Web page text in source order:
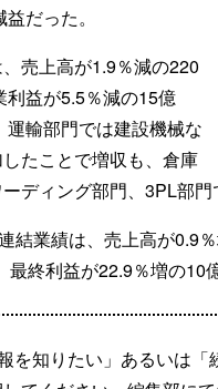
だった。
売上高が1.9％減の220
益が5.5％減の15億
輸部門では建設機械な
たことで増収も、倉庫
ディング部門、3PL部門
結業績は、売上高が0.9
終利益が22.9％増の10
を知りたい」あるいは